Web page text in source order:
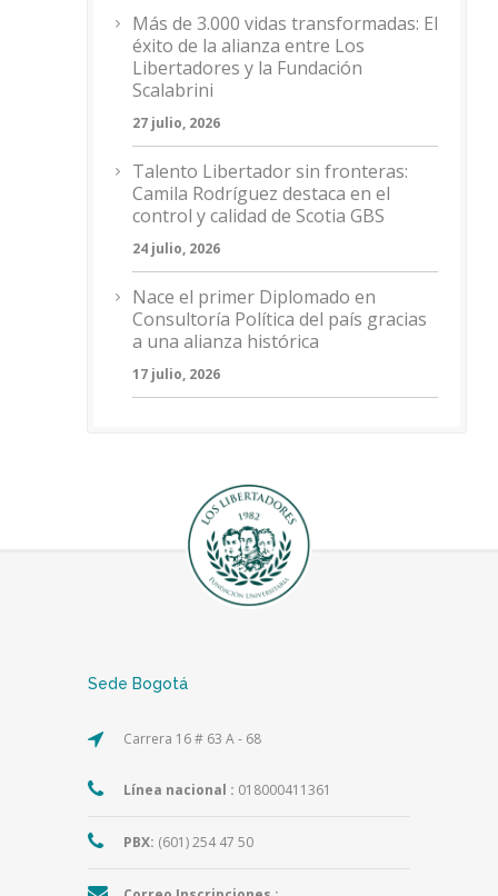
Más de 3.000 vidas transformadas: El
éxito de la alianza entre Los
Libertadores y la Fundación
Scalabrini
27 julio, 2026
Talento Libertador sin fronteras:
Camila Rodríguez destaca en el
control y calidad de Scotia GBS
24 julio, 2026
Nace el primer Diplomado en
Consultoría Política del país gracias
a una alianza histórica
17 julio, 2026
Sede Bogotá
Carrera 16 # 63 A - 68
Línea nacional : 018000411361
PBX: (601) 254 47 50